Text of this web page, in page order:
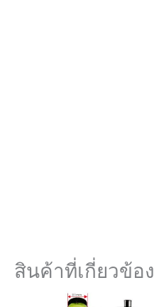
สินค้าที่เกี่ยวข้อง